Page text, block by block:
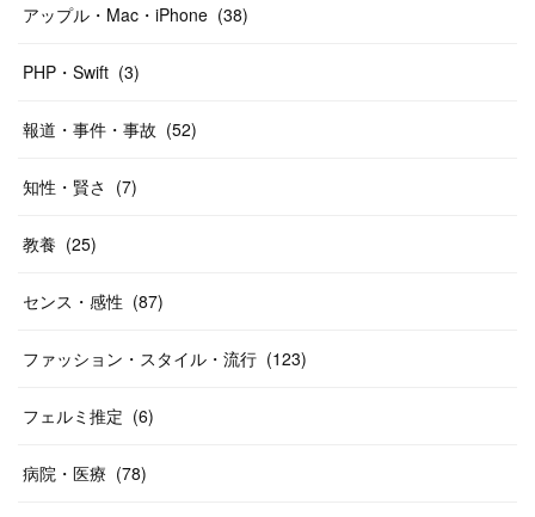
アップル・Mac・iPhone (38)
PHP・Swift (3)
報道・事件・事故 (52)
知性・賢さ (7)
教養 (25)
センス・感性 (87)
ファッション・スタイル・流行 (123)
フェルミ推定 (6)
病院・医療 (78)